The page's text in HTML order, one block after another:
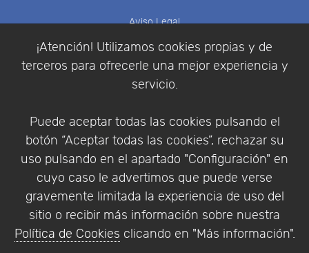
¡Atención! Utilizamos cookies propias y de
terceros para ofrecerle una mejor experiencia y
servicio.
Puede aceptar todas las cookies pulsando el
botón “Aceptar todas las cookies”, rechazar su
uso pulsando en el apartado "Configuración" en
cuyo caso le advertimos que puede verse
gravemente limitada la experiencia de uso del
sitio o recibir más información sobre nuestra
Política de Cookies clicando en "Más información".
Aviso Legal
Política de Privacidad
Condiciones de compra
Identificarse
Empresa|Aviso Legal| Política de Privacidad |
Política de Cookies
© Copyright 1994 - 2026. Addlink Software
Científico, S.L.